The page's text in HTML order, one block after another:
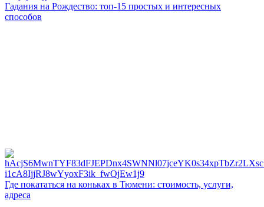
Гадания на Рождество: топ-15 простых и интересных
способов
Где покататься на коньках в Тюмени: стоимость, услуги,
адреса